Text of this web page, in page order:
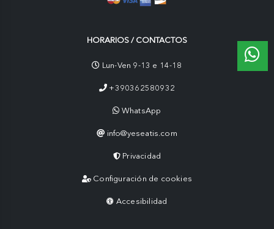
HORARIOS / CONTACTOS
Lun-Ven 9-13 e 14-18
+390362580932
WhatsApp
info@yeseatis.com
Privacidad
Configuración de cookies
Accesibilidad